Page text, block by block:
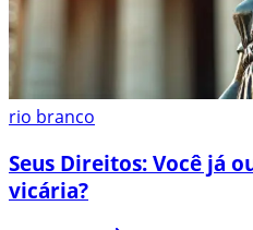
rio branco
Seus Direitos: Você já
vicária?